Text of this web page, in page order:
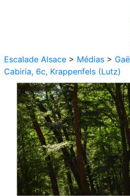
Escalade Alsace > Médias >
Cabiria, 6c, Krappenfels (Lutz)